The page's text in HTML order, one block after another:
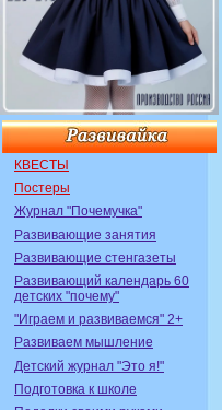
КВЕСТЫ
Постеры
Журнал "Почемучка"
Развивающие занятия
Развивающие стенгазеты
Развивающий календарь 60
детских "почему"
"Играем и развиваемся" 2+
Развиваем мышление
Детский журнал "Это я!"
Подготовка к школе